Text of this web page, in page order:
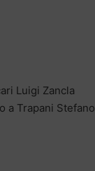
Luigi Zancla
a Trapani Stefano